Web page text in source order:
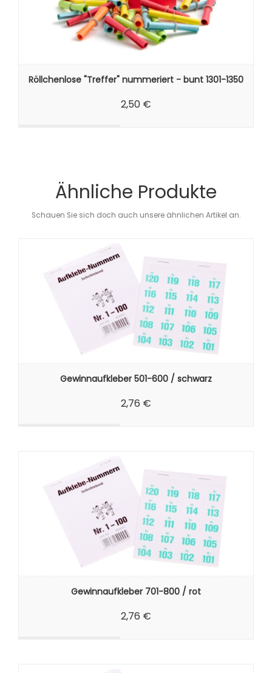
Röllchenlose "Treffer" nummeriert - bunt 1301-1350
2,50 €
Ähnliche Produkte
Schauen Sie sich doch auch unsere ähnlichen Artikel an.
Gewinnaufkleber 501-600 / schwarz
2,76 €
Gewinnaufkleber 701-800 / rot
2,76 €